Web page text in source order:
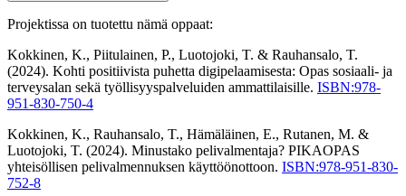
Projektissa on tuotettu nämä oppaat:
Kokkinen, K., Piitulainen, P., Luotojoki, T. & Rauhansalo, T.
(2024). Kohti positiivista puhetta digipelaamisesta: Opas sosiaali- ja
terveysalan sekä työllisyyspalveluiden ammattilaisille. ISBN:978-
951-830-750-4
Kokkinen, K., Rauhansalo, T., Hämäläinen, E., Rutanen, M. &
Luotojoki, T. (2024). Minustako pelivalmentaja? PIKAOPAS
yhteisöllisen pelivalmennuksen käyttöönottoon. ISBN:978-951-830-
752-8